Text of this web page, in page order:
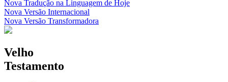
Nova Tradução na Linguagem de Hoje
Nova Versão Internacional
Nova Versão Transformadora
Velho
Testamento